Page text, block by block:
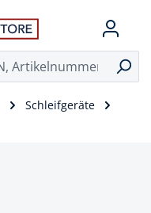
Schleifgeräte